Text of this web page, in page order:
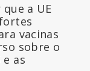
a UE
vacinas
sobre o
as